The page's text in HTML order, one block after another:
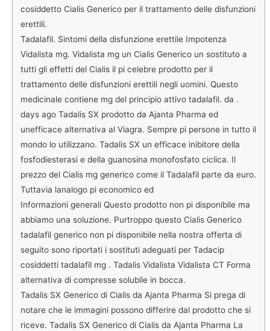
cosiddetto Cialis Generico per il trattamento delle disfunzioni
erettili.
Tadalafil. Sintomi della disfunzione erettile Impotenza
Vidalista mg. Vidalista mg un Cialis Generico un sostituto a
tutti gli effetti del Cialis il pi celebre prodotto per il
trattamento delle disfunzioni erettili negli uomini. Questo
medicinale contiene mg del principio attivo tadalafil. da .
days ago Tadalis SX prodotto da Ajanta Pharma ed
unefficace alternativa al Viagra. Sempre pi persone in tutto il
mondo lo utilizzano. Tadalis SX un efficace inibitore della
fosfodiesterasi e della guanosina monofosfato ciclica. Il
prezzo del Cialis mg generico come il Tadalafil parte da euro.
Tuttavia lanalogo pi economico ed
Informazioni generali Questo prodotto non pi disponibile ma
abbiamo una soluzione. Purtroppo questo Cialis Generico
tadalafil generico non pi disponibile nella nostra offerta di
seguito sono riportati i sostituti adeguati per Tadacip
cosiddetti tadalafil mg . Tadalis Vidalista Vidalista CT Forma
alternativa di compresse solubile in bocca.
Tadalis SX Generico di Cialis da Ajanta Pharma Si prega di
notare che le immagini possono differire dal prodotto che si
riceve. Tadalis SX Generico di Cialis da Ajanta Pharma La